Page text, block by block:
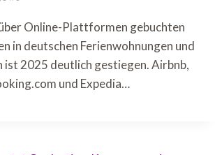
Online-Plattformen gebuchten
in deutschen Ferienwohnungen und
ist 2025 deutlich gestiegen. Airbnb,
und Expedia…